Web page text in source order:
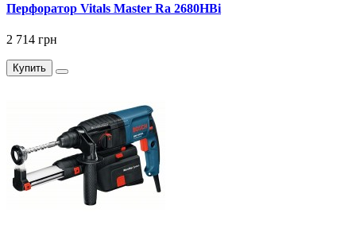
Перфоратор Vitals Master Ra 2680HBi
2 714 грн
Купить